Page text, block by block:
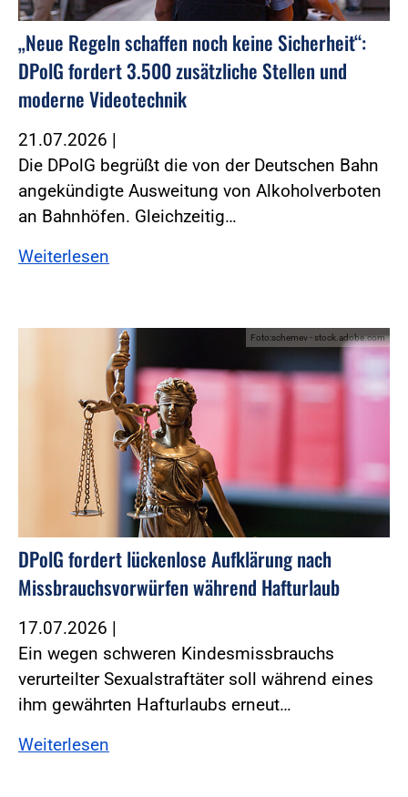
„Neue Regeln schaffen noch keine Sicherheit“:
DPolG fordert 3.500 zusätzliche Stellen und
moderne Videotechnik
21.07.2026 |
Die DPolG begrüßt die von der Deutschen Bahn
angekündigte Ausweitung von Alkoholverboten
an Bahnhöfen. Gleichzeitig…
Weiterlesen
Foto:schemev - stock.adobe.com
DPolG fordert lückenlose Aufklärung nach
Missbrauchsvorwürfen während Hafturlaub
17.07.2026 |
Ein wegen schweren Kindesmissbrauchs
verurteilter Sexualstraftäter soll während eines
ihm gewährten Hafturlaubs erneut…
Weiterlesen